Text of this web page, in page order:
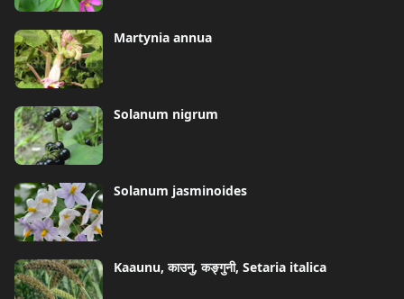
Martynia annua
Solanum nigrum
Solanum jasminoides
Kaaunu, काउनु, कङ्गुनी, Setaria italica